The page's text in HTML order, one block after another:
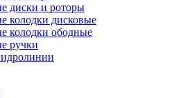
диски и роторы
колодки дисковые
колодки ободные
ручки